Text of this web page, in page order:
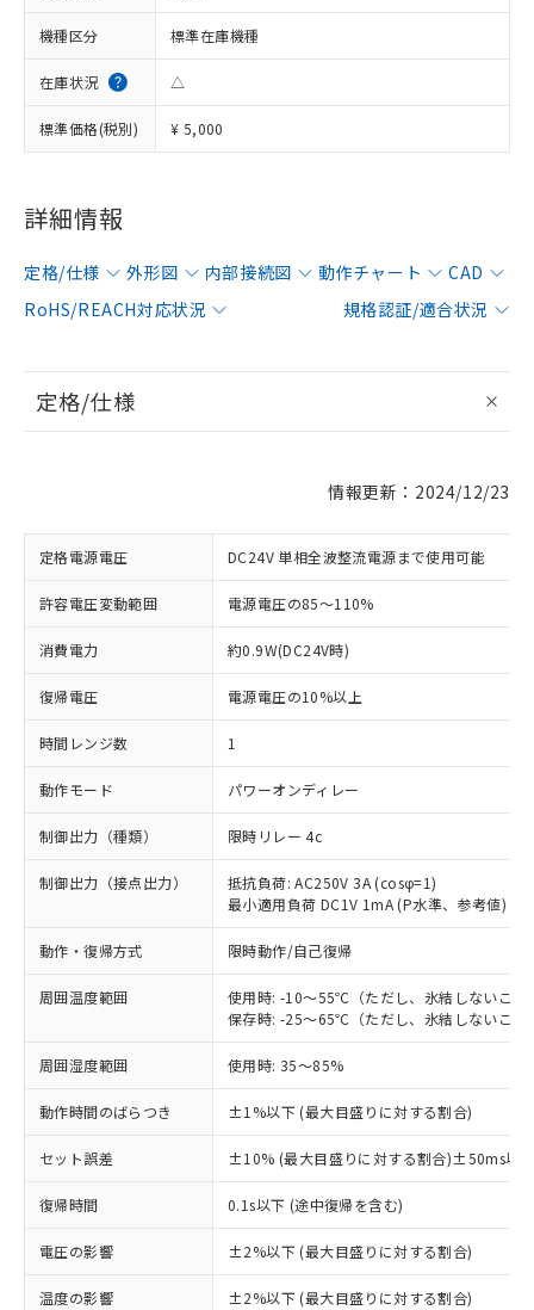
機種区分 標準在庫機種
在庫状況 △
標準価格(税別) ¥ 5,000
詳細情報
定格/仕様 外形図 内部接続図 動作チャート
CAD
RoHS/REACH対応状況
規格認証/適合状況
定格/仕様
情報更新：2024/12/23
定格電源電圧 DC24V 単相全波整流電源まで使用可能
許容電圧変動範囲 電源電圧の85～110%
消費電力 約0.9W(DC24V時)
復帰電圧 電源電圧の10%以上
時間レンジ数 1
動作モード パワーオンディレー
制御出力（種類） 限時リレー 4c
制御出力（接点出力）
抵抗負荷: AC250V 3A (cosφ=1)
最小適用負荷 DC1V 1mA (P水準、参考値)
動作・復帰方式 限時動作/自己復帰
周囲温度範囲
使用時: -10～55℃（ただし、氷結しないこと
保存時: -25～65℃（ただし、氷結しないこと
周囲湿度範囲 使用時: 35～85%
動作時間のばらつき ±1%以下 (最大目盛りに対する割合)
セット誤差 ±10% (最大目盛りに対する割合)±50ms以下
復帰時間 0.1s以下 (途中復帰を含む)
電圧の影響 ±2%以下 (最大目盛りに対する割合)
温度の影響 ±2%以下 (最大目盛りに対する割合)
※1 対応状況
対応済み：EU RoHS指令（10物質）の
非含有に対応した製品が提供可能な商品で
す。